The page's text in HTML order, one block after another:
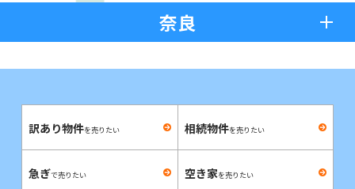
奈良
訳あり物件を売りたい 相続物件を売りたい
急ぎで売りたい 空き家を売りたい